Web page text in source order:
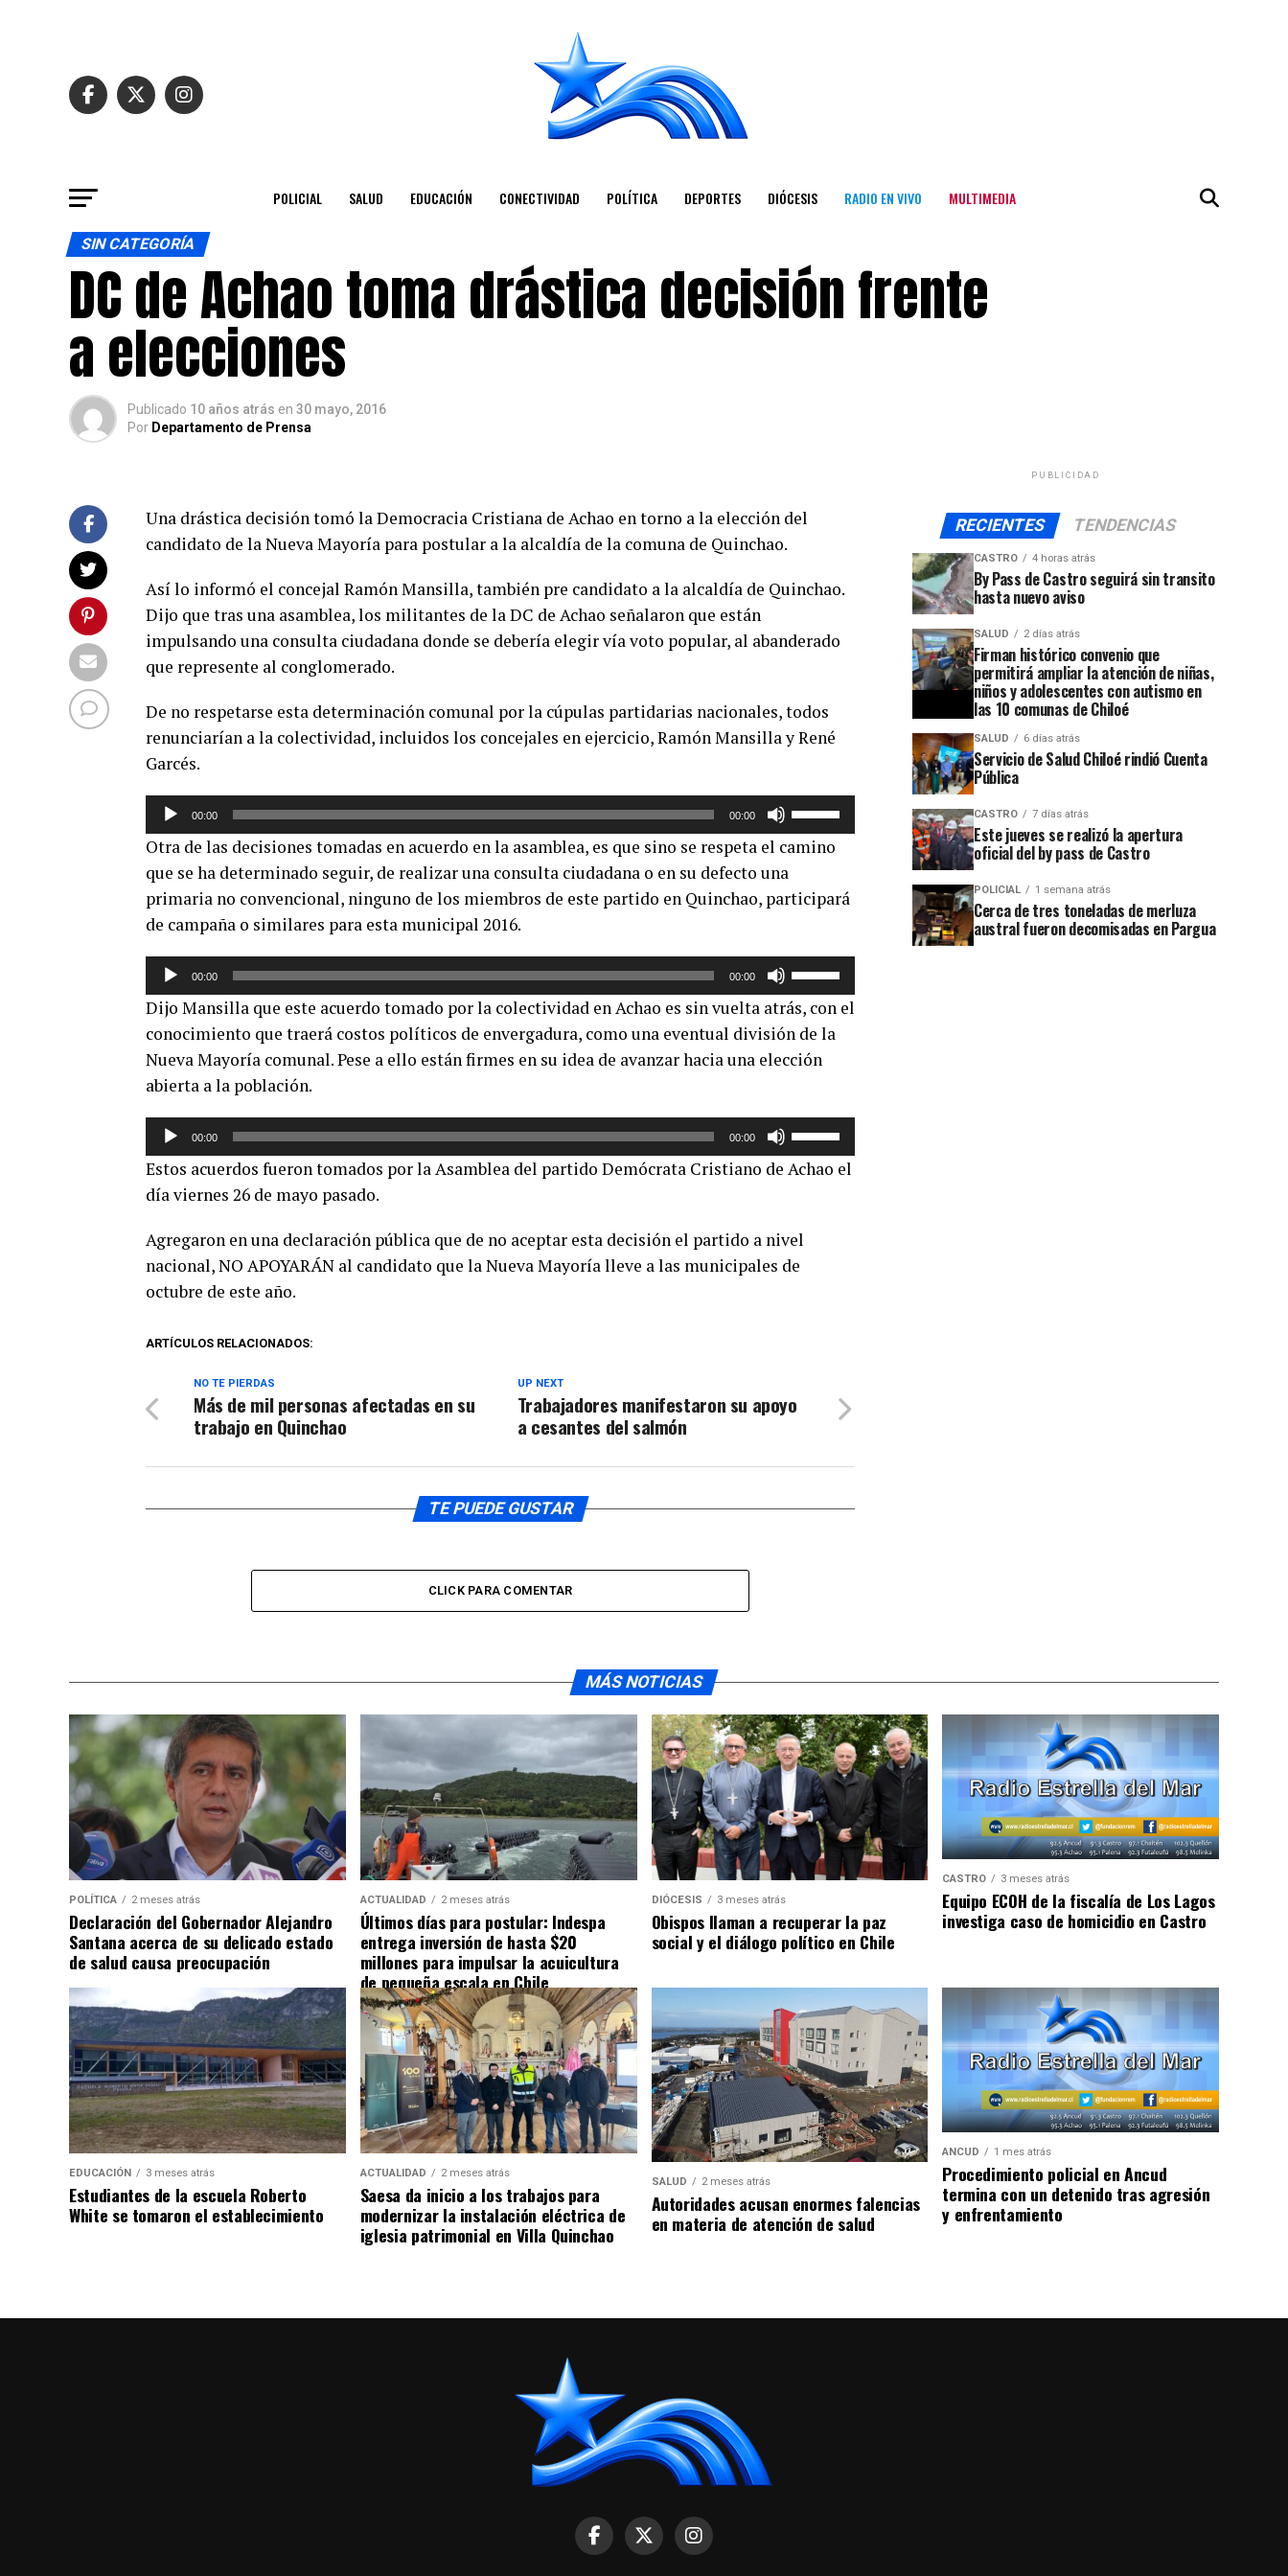
POLICIAL SALUD EDUCACIÓN CONECTIVIDAD POLÍTICA DEPORTES DIÓCESIS RADIO EN VIVO MULTIMEDIA
SIN CATEGORÍA
DC de Achao toma drástica decisión frente
a elecciones
Publicado 10 años atrás en 30 mayo, 2016
Por Departamento de Prensa
Una drástica decisión tomó la Democracia Cristiana de Achao en torno a la elección del
candidato de la Nueva Mayoría para postular a la alcaldía de la comuna de Quinchao.
Así lo informó el concejal Ramón Mansilla, también pre candidato a la alcaldía de Quinchao.
Dijo que tras una asamblea, los militantes de la DC de Achao señalaron que están
impulsando una consulta ciudadana donde se debería elegir vía voto popular, al abanderado
que represente al conglomerado.
De no respetarse esta determinación comunal por la cúpulas partidarias nacionales, todos
renunciarían a la colectividad, incluidos los concejales en ejercicio, Ramón Mansilla y René
Garcés.
Reproductor
audio
00:00 00:00
teclas
flecha
disminuir
el
volumen.
Otra de las decisiones tomadas en acuerdo en la asamblea, es que sino se respeta el camino
que se ha determinado seguir, de realizar una consulta ciudadana o en su defecto una
primaria no convencional, ninguno de los miembros de este partido en Quinchao, participará
de campaña o similares para esta municipal 2016.
Reproductor
audio
00:00 00:00
teclas
de
flecha
disminuir
Dijo Mansilla que este acuerdo tomado por la colectividad en Achao es sin vuelta atrás, con el
conocimiento que traerá costos políticos de envergadura, como una eventual división de la
Nueva Mayoría comunal. Pese a ello están firmes en su idea de avanzar hacia una elección
abierta a la población.
Reproductor
audio
00:00 00:00
teclas
arriba/abajo
para
Estos acuerdos fueron tomados por la Asamblea del partido Demócrata Cristiano de Achao el
día viernes 26 de mayo pasado.
Agregaron en una declaración pública que de no aceptar esta decisión el partido a nivel
nacional, NO APOYARÁN al candidato que la Nueva Mayoría lleve a las municipales de
octubre de este año.
ARTÍCULOS RELACIONADOS:
UP NEXT
Trabajadores manifestaron su apoyo
a cesantes del salmón
NO TE PIERDAS
Más de mil personas afectadas en su
trabajo en Quinchao
TE PUEDE GUSTAR
CLICK PARA COMENTAR
PUBLICIDAD
RECIENTES TENDENCIAS
CASTRO 4 horas atrás
By Pass de Castro seguirá sin transito
hasta nuevo aviso
SALUD 2 días atrás
Firman histórico convenio que
permitirá ampliar la atención de niñas,
niños y adolescentes con autismo en
las 10 comunas de Chiloé
SALUD 6 días atrás
Servicio de Salud Chiloé rindió Cuenta
Pública
CASTRO 7 días atrás
Este jueves se realizó la apertura
oficial del by pass de Castro
POLICIAL 1 semana atrás
Cerca de tres toneladas de merluza
austral fueron decomisadas en Pargua
MÁS NOTICIAS
POLÍTICA 2 meses atrás
Declaración del Gobernador Alejandro
Santana acerca de su delicado estado
de salud causa preocupación
ACTUALIDAD 2 meses atrás
Últimos días para postular: Indespa
entrega inversión de hasta $20
millones para impulsar la acuicultura
de pequeña escala en Chile
DIÓCESIS 3 meses atrás
Obispos llaman a recuperar la paz
social y el diálogo político en Chile
CASTRO 3 meses atrás
Equipo ECOH de la fiscalía de Los Lagos
investiga caso de homicidio en Castro
EDUCACIÓN 3 meses atrás
Estudiantes de la escuela Roberto
White se tomaron el establecimiento
ACTUALIDAD 2 meses atrás
Saesa da inicio a los trabajos para
modernizar la instalación eléctrica de
iglesia patrimonial en Villa Quinchao
SALUD 2 meses atrás
Autoridades acusan enormes falencias
en materia de atención de salud
ANCUD 1 mes atrás
Procedimiento policial en Ancud
termina con un detenido tras agresión
y enfrentamiento